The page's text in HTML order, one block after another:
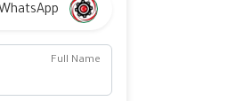
Full Name